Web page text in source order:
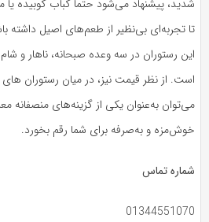
شدید، پیشنهاد می‌شود حتماً کباب کوبیده یا
تا تجربه‌ای بی‌نظیر از طعم‌های اصیل داشته
این رستوران در سه وعده صبحانه، ناهار و شام
است. از نظر قیمت نیز، در میان رستوران
می‌توان به‌عنوان یکی از گزینه‌های منصفانه
خوش‌مزه و به‌صرفه برای شما رقم بخورد.
شماره تماس
01344551070